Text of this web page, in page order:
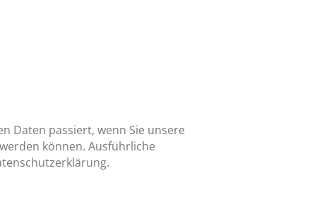
Daten passiert, wenn Sie unsere
können. Ausführliche